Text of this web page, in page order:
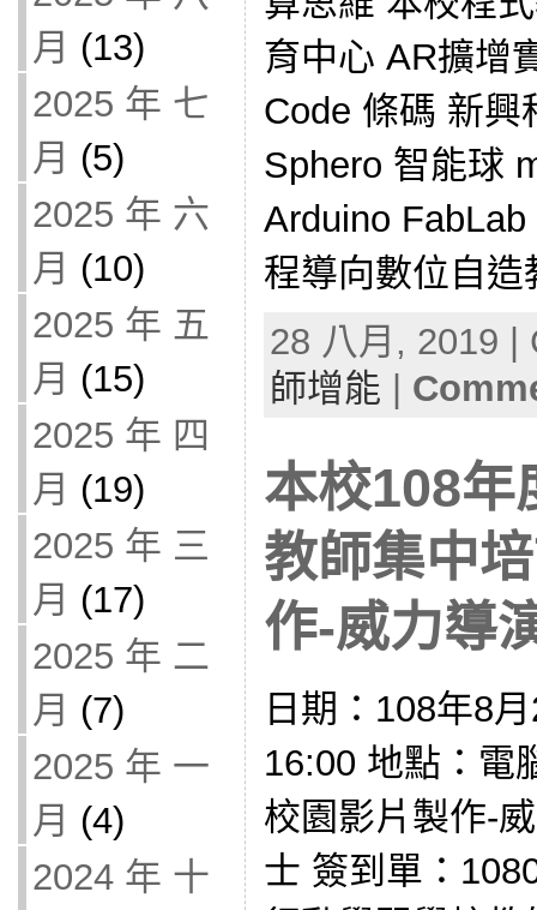
月 (13)
2025 年 七
月 (5)
2025 年 六
月 (10)
2025 年 五
月 (15)
2025 年 四
月 (19)
2025 年 三
月 (17)
2025 年 二
月 (7)
2025 年 一
月 (4)
2024 年 十
育中心 AR擴增
Code 條碼 新興
Sphero 智能球
Arduino
程導向數位自
28 八月, 2019
師增能
本校108年
教師集中
作-威力導
日期：108年8
16:00 地點：電
校園影片製作-
士 簽到單：